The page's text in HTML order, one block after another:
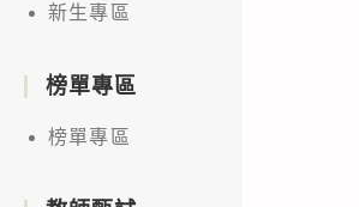
新生專區
榜單專區
榜單專區